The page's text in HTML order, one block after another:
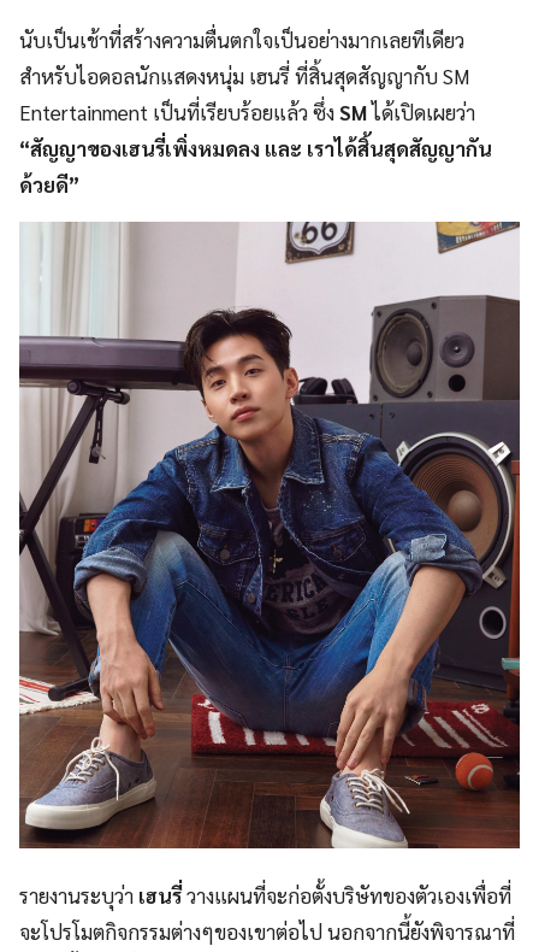
นับเป็นเช้าที่สร้างความตื่นตกใจเป็นอย่างมากเลยทีเดียว
สำหรับไอดอลนักแสดงหนุ่ม เฮนรี่ ที่สิ้นสุดสัญญากับ SM
Entertainment เป็นที่เรียบร้อยแล้ว ซึ่งSMได้เปิดเผยว่า
“สัญญาของเฮนรี่เพิ่งหมดลง และ เราได้สิ้นสุดสัญญากัน
ด้วยดี”
รายงานระบุว่า เฮนรี่วางแผนที่จะก่อตั้งบริษัทของตัวเองเพื่อที่
จะโปรโมตกิจกรรมต่างๆของเขาต่อไป นอกจากนี้ยังพิจารณาที่